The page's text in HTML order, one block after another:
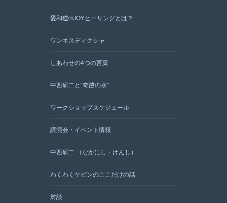
愛和道®JOYヒーリングとは？
ワンネスディクシャ
しあわせの4つの言葉
中西研二と“奇跡の水”
ワークショップスケジュール
講演会・イベント情報
中西研二 （なかにし・けんじ）
わくわくケビンのここだけの話
対談